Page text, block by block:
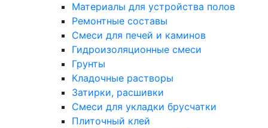
Материалы для устройства полов
Ремонтные составы
Смеси для печей и каминов
Гидроизоляционные смеси
Грунты
Кладочные растворы
Затирки, расшивки
Смеси для укладки брусчатки
Плиточный клей